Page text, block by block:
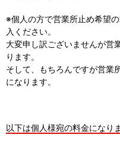
※個人の方で営業所止め希望
入ください。
大変申し訳ございませんが営
ります。
そして、もちろんですが営業
になります。
以下は個人様宛の料金になりま